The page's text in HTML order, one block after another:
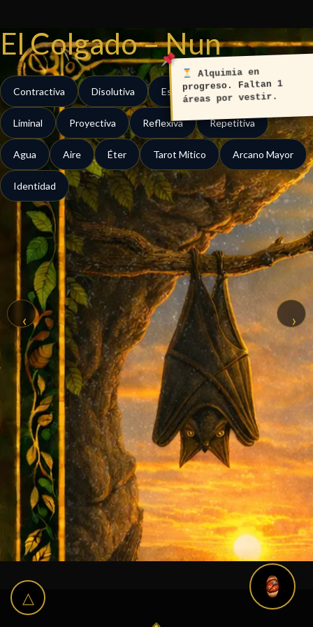
contenido
‹ ›
El Colgado – Nun
Contractiva Disolutiva Estatica Evasiva
Liminal Proyectiva Reflexiva Repetitiva
Agua Aire Éter Tarot Mitico Arcano Mayor
Identidad
Alquimia en
progreso. Faltan 1
áreas por vestir.
△